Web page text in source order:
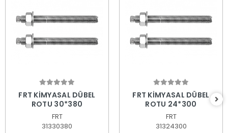
Sepete Ekle
FRT KİMYASAL DÜBEL
ROTU 30*380
FRT
31330380
Sepete Ekle
FRT KİMYASAL DÜBEL
ROTU 24*300
FRT
31324300